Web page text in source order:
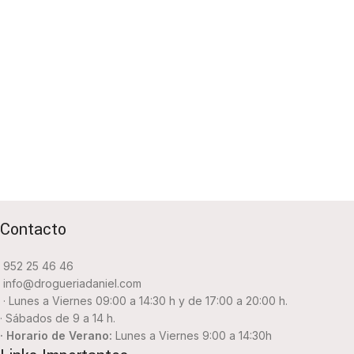
Contacto
952 25 46 46
info@drogueriadaniel.com
· Lunes a Viernes 09:00 a 14:30 h y de 17:00 a 20:00 h.
· Sábados de 9 a 14 h.
· Horario de Verano: Lunes a Viernes 9:00 a 14:30h